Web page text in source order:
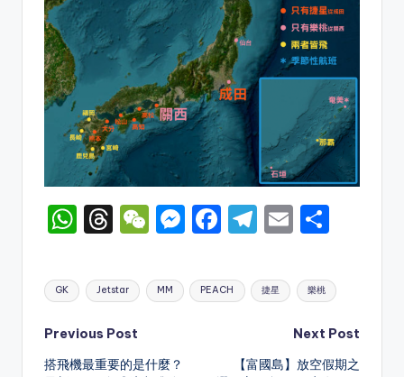
W
a
ts
A
p
T
e
a
d
s
W
C
h
t
M
s
s
F
c
e
T
e
gr
m
E
ai
l
ar
e
Tags:
GK Jetstar MM PEACH 捷星 樂桃
Post
Previous Post
搭飛機最重要的是什麼？
Next Post
【富國島】放空假期之